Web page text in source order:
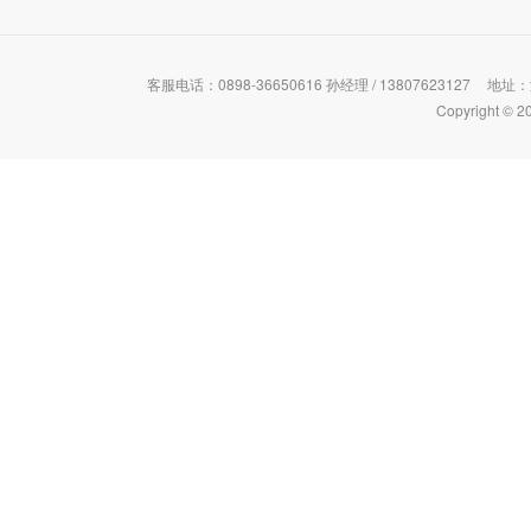
客服电话：0898-36650616 孙经理 / 13807623127
地址
Copyright ©